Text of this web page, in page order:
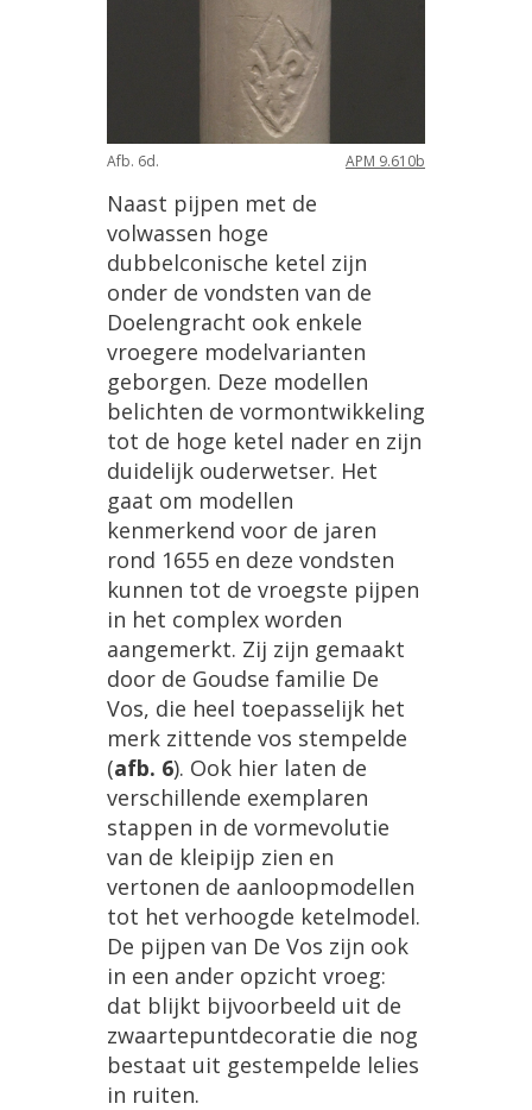
Afb. 6d. APM 9.610b
Naast pijpen met de
volwassen hoge
dubbelconische ketel zijn
onder de vondsten van de
Doelengracht ook enkele
vroegere modelvarianten
geborgen. Deze modellen
belichten de vormontwikkeling
tot de hoge ketel nader en zijn
duidelijk ouderwetser. Het
gaat om modellen
kenmerkend voor de jaren
rond 1655 en deze vondsten
kunnen tot de vroegste pijpen
in het complex worden
aangemerkt. Zij zijn gemaakt
door de Goudse familie De
Vos, die heel toepasselijk het
merk zittende vos stempelde
(afb. 6). Ook hier laten de
verschillende exemplaren
stappen in de vormevolutie
van de kleipijp zien en
vertonen de aanloopmodellen
tot het verhoogde ketelmodel.
De pijpen van De Vos zijn ook
in een ander opzicht vroeg:
dat blijkt bijvoorbeeld uit de
zwaartepuntdecoratie die nog
bestaat uit gestempelde lelies
in ruiten.